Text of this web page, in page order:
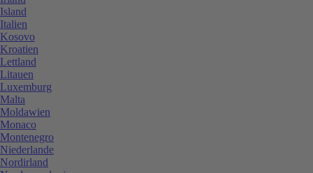
Island
Italien
Kosovo
Kroatien
Lettland
Litauen
Luxemburg
Malta
Moldawien
Monaco
Montenegro
Niederlande
Nordirland